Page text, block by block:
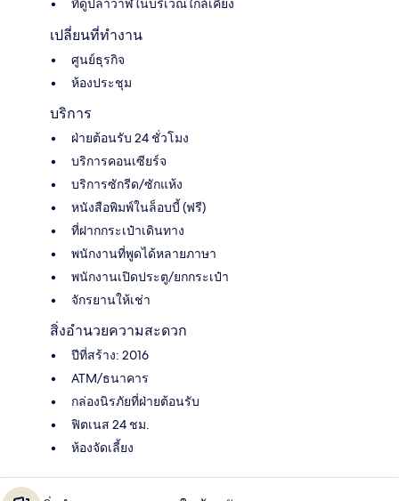
ที่ดูปลาวาฬในบริเวณใกล้เคียง
เปลี่ยนที่ทำงาน
ศูนย์ธุรกิจ
ห้องประชุม
บริการ
ฝ่ายต้อนรับ 24 ชั่วโมง
บริการคอนเซียร์จ
บริการซักรีด/ซักแห้ง
หนังสือพิมพ์ในล็อบบี้ (ฟรี)
ที่ฝากกระเป๋าเดินทาง
พนักงานที่พูดได้หลายภาษา
พนักงานเปิดประตู/ยกกระเป๋า
จักรยานให้เช่า
สิ่งอำนวยความสะดวก
ปีที่สร้าง: 2016
ATM/ธนาคาร
กล่องนิรภัยที่ฝ่ายต้อนรับ
ฟิตเนส 24 ชม.
ห้องจัดเลี้ยง